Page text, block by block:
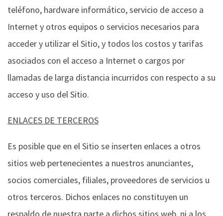
teléfono, hardware informático, servicio de acceso a
Internet y otros equipos o servicios necesarios para
acceder y utilizar el Sitio, y todos los costos y tarifas
asociados con el acceso a Internet o cargos por
llamadas de larga distancia incurridos con respecto a su
acceso y uso del Sitio.
ENLACES DE TERCEROS
Es posible que en el Sitio se inserten enlaces a otros
sitios web pertenecientes a nuestros anunciantes,
socios comerciales, filiales, proveedores de servicios u
otros terceros. Dichos enlaces no constituyen un